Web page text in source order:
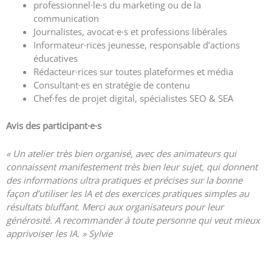
professionnel·le·s du marketing ou de la
communication
Journalistes, avocat·e·s et professions libérales
Informateur·rices jeunesse, responsable d’actions
éducatives
Rédacteur·rices sur toutes plateformes et média
Consultant·es en stratégie de contenu
Chef·fes de projet digital, spécialistes SEO & SEA
Avis des participant·e·s
« Un atelier très bien organisé, avec des animateurs qui
connaissent manifestement très bien leur sujet, qui donnent
des informations ultra pratiques et précises sur la bonne
façon d’utiliser les IA et des exercices pratiques simples au
résultats bluffant. Merci aux organisateurs pour leur
générosité. A recommander à toute personne qui veut mieux
apprivoiser les IA. » Sylvie